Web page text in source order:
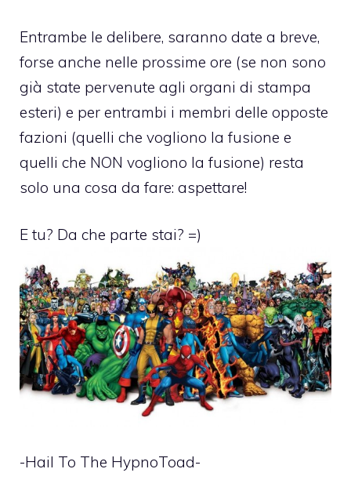
Entrambe le delibere, saranno date a breve,
forse anche nelle prossime ore (se non sono
già state pervenute agli organi di stampa
esteri) e per entrambi i membri delle opposte
fazioni (quelli che vogliono la fusione e
quelli che NON vogliono la fusione) resta
solo una cosa da fare: aspettare!
E tu? Da che parte stai? =)
-Hail To The HypnoToad-